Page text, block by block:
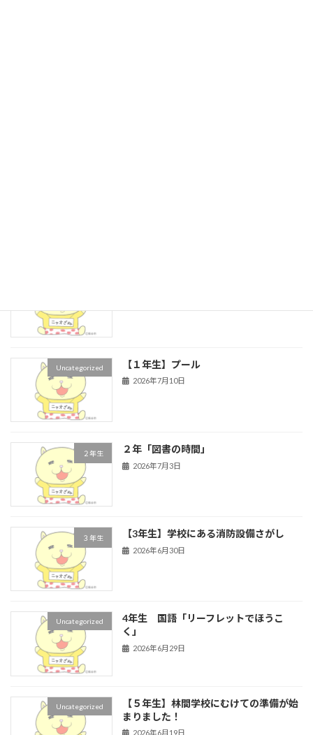
Uncategorized 【１年生】プール
2026年7月10日
２年生 ２年「図書の時間」
2026年7月3日
３年生 【3年生】学校にある消防設備さがし
2026年6月30日
Uncategorized
4年生 国語「リーフレットでほうこ
く」
2026年6月29日
Uncategorized
【５年生】林間学校にむけての準備が始
まりました！
2026年6月19日